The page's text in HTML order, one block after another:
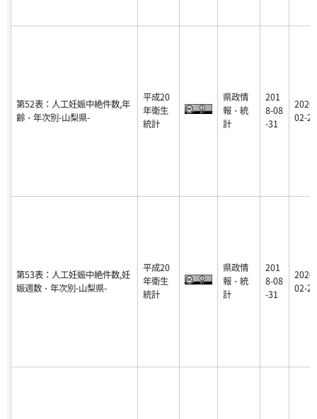
第52表：人工妊娠中絶件数,年
齢・年次別-山梨県-
平成20
年衛生
統計
県政情
報・統
計
201
8-08
-31
2020-
02-25
第53表：人工妊娠中絶件数,妊
娠週数・年次別-山梨県-
平成20
年衛生
統計
県政情
報・統
計
201
8-08
-31
2020-
02-25